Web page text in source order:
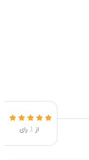
از 1 رای